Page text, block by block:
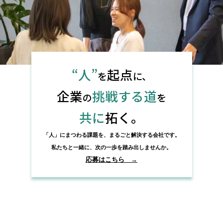
“人”を起点に、
企業の挑戦する道を
共に拓く。
「人」にまつわる課題を、まるごと解決する会社です。
私たちと一緒に、次の一歩を踏み出しませんか。
応募はこちら →